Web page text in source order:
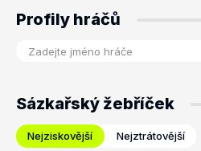
Profily hráčů
Sázkařský žebříček
Nejziskovější Nejztrátovější